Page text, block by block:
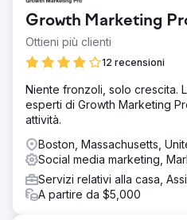
efficacemente. Non c'erano
la pubblicità e la bassa
costi e comprometteva le
Inoltre, raggiungere una
richiedeva una strategia su
settore spesso dominato dai
Soluzione
Abbiamo creato landing page
gruppi di annunci mirati, e
web per migliorare l'efficacia
costi. Il nostro team ha
Google, Meta e LinkedIn.
ottimizzazione continua,
Growth Marketing
Ottieni più clienti
12 recensioni
Niente fronzoli, solo crescita.
esperti di Growth Marketing
attività.
Boston, Massachusetts,
Social media marketing,
Servizi relativi alla casa,
A partire da $5,000